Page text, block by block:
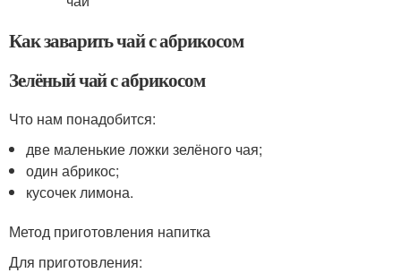
Как заварить чай с абрикосом
Зелёный чай с абрикосом
Что нам понадобится:
две маленькие ложки зелёного чая;
один абрикос;
кусочек лимона.
Метод приготовления напитка
Для приготовления: